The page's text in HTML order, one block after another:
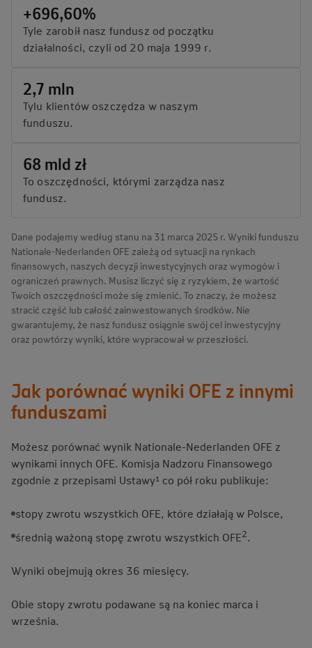
+696,60%
Tyle zarobił nasz fundusz od początku
działalności, czyli od 20 maja 1999 r.
2,7 mln
Tylu klientów oszczędza w naszym
funduszu.
68 mld zł
To oszczędności, którymi zarządza nasz
fundusz.
Dane podajemy według stanu na 31 marca 2025 r. Wyniki funduszu
Nationale-Nederlanden OFE zależą od sytuacji na rynkach
finansowych, naszych decyzji inwestycyjnych oraz wymogów i
ograniczeń prawnych. Musisz liczyć się z ryzykiem, że wartość
Twoich oszczędności może się zmienić. To znaczy, że możesz
stracić część lub całość zainwestowanych środków. Nie
gwarantujemy, że nasz fundusz osiągnie swój cel inwestycyjny
oraz powtórzy wyniki, które wypracował w przeszłości.
Jak porównać wyniki OFE z innymi
funduszami
Możesz porównać wynik Nationale-Nederlanden OFE z
wynikami innych OFE. Komisja Nadzoru Finansowego
zgodnie z przepisami Ustawy¹ co pół roku publikuje:
stopy zwrotu wszystkich OFE, które działają w Polsce,
średnią ważoną stopę zwrotu wszystkich OFE2.
Wyniki obejmują okres 36 miesięcy.
Obie stopy zwrotu podawane są na koniec marca i
września.